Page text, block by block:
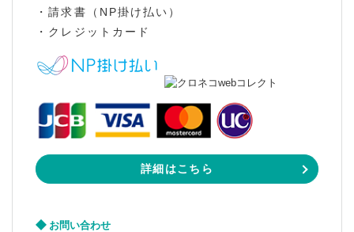
・請求書（NP掛け払い）
・クレジットカード
詳細はこちら
お問い合わせ